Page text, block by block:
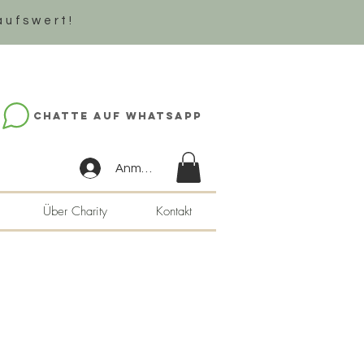
Chatte auf WhatsApp
Anmelden
Über Charity Kontakt